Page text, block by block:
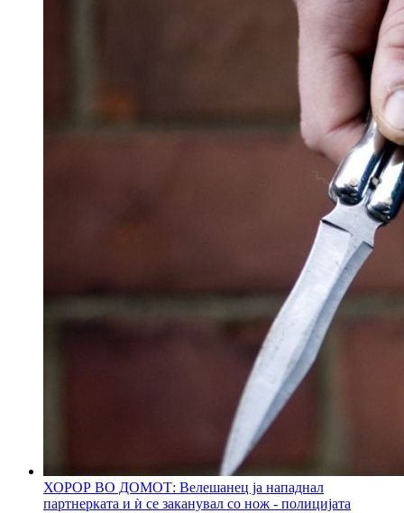
ХОРОР ВО ДОМОТ: Велешанец ја нападнал
партнерката и ѝ се заканувал со нож - полицијата